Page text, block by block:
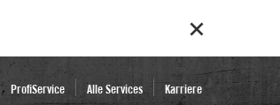
ProfiService Alle Services Karriere